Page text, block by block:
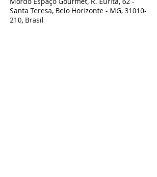
Santa Teresa, Belo Horizonte - MG, 31010-
210, Brasil